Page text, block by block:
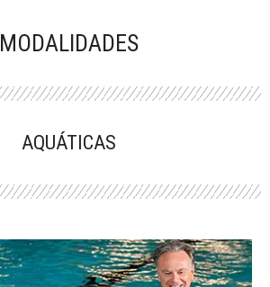
MODALIDADES
AQUÁTICAS